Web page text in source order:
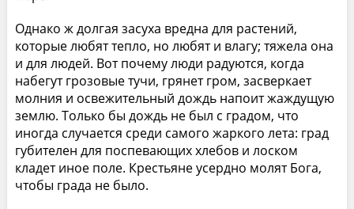
Однако ж долгая засуха вредна для растений,
которые любят тепло, но любят и влагу; тяжела она
и для людей. Вот почему люди радуются, когда
набегут грозовые тучи, грянет гром, засверкает
молния и освежительный дождь напоит жаждущую
землю. Только бы дождь не был с градом, что
иногда случается среди самого жаркого лета: град
губителен для поспевающих хлебов и лоском
кладет иное поле. Крестьяне усердно молят Бога,
чтобы града не было.